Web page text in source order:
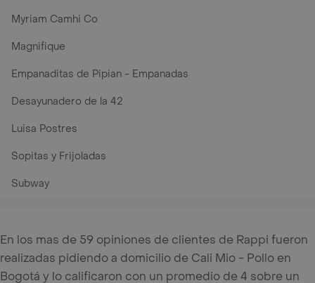
Myriam Camhi Co
Magnifique
Empanaditas de Pipian - Empanadas
Desayunadero de la 42
Luisa Postres
Sopitas y Frijoladas
Subway
En los mas de 59 opiniones de clientes de Rappi fueron
realizadas pidiendo a domicilio de Cali Mio - Pollo en
Bogotá y lo calificaron con un promedio de 4 sobre un